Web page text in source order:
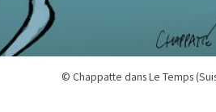
© Chappatte dans Le Temps